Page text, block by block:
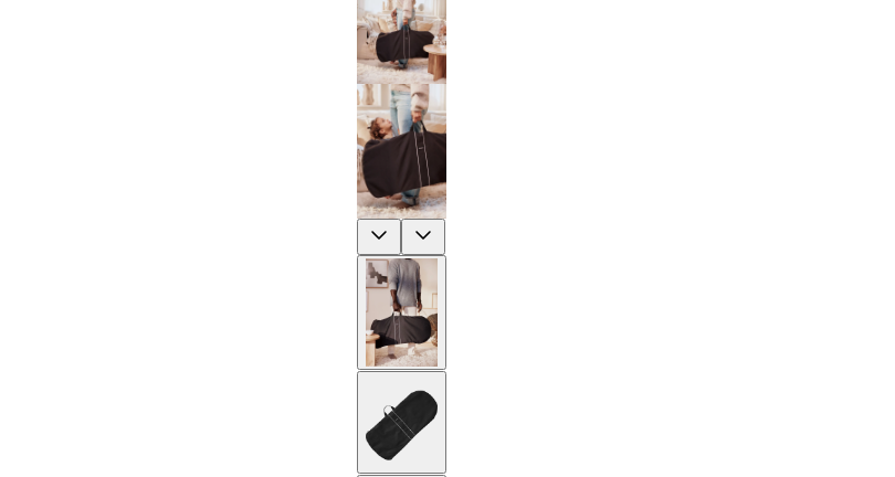
Previous